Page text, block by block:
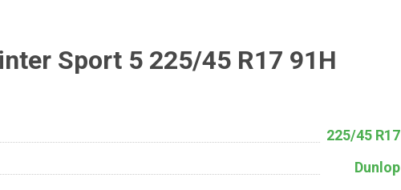
Sport 5 225/45 R17 91H
225/45 R17
Dunlop